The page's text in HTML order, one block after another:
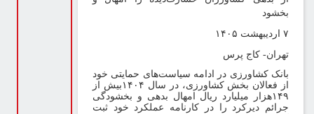
کاج پرس
کشاورزی در ادامه سیاست‌های حمایتی خود
فعالان بخش کشاورزی، در سال
۱۴۰۴ بیش از
هزار میلیارد ریال امهال بدهی و بخشودگی
دیرکرد را در کارنامه عملکرد خود ثبت